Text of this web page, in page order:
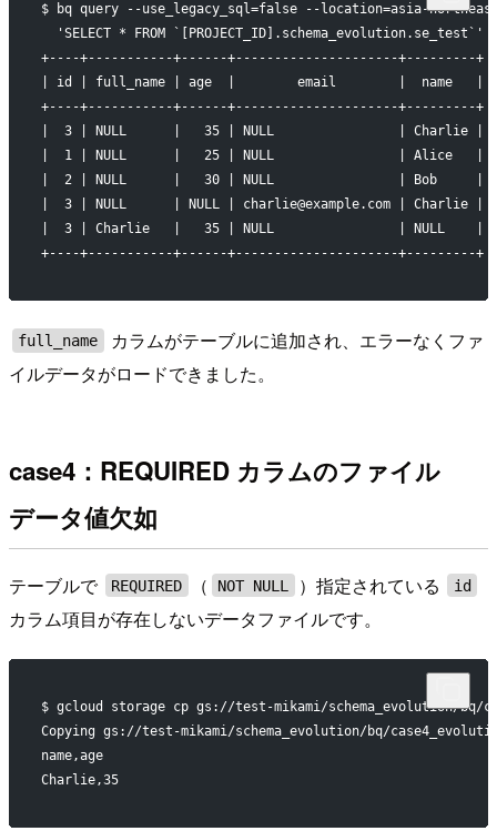
$ bq query --use_legacy_sql=false --location=asia-
  'SELECT * FROM `[PROJECT_ID].schema_evolution.se_test`'
+----+-----------+------+---------------------+---------+
| id | full_name | age  |        email        |  name   |
+----+-----------+------+---------------------+---------+
|  3 | NULL      |   35 | NULL                | Charlie |
|  1 | NULL      |   25 | NULL                | Alice   |
|  2 | NULL      |   30 | NULL                | Bob     |
|  3 | NULL      | NULL | charlie@example.com | Charlie |
|  3 | Charlie   |   35 | NULL                | NULL    |
+----+-----------+------+---------------------+---------+
full_name
カラムがテーブルに追加され、エラーなくファ
イルデータがロードできました。
case4：REQUIRED カラムのファイル
データ値欠如
テーブルで REQUIRED （ NOT NULL ）指定されている id
カラム項目が存在しないデータファイルです。
$ gcloud storage cp gs://test-mikami/schema_evolution/bq/
Copying gs://test-mikami/schema_evolution/bq/
name,age
Charlie,35